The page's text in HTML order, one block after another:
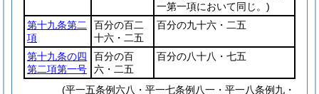
一第一項において同じ。)
第十九条第二
項
百分の百二
十六・二五
百分の九十六・二五
第十九条の四
第二項第一号
百分の百
六・二五
百分の八十八・七五
(平一五条例六八・平一七条例八一・平一八条例九・